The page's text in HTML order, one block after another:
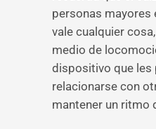
personas mayores
vale cualquier
medio de
dispositivo que les
relacionarse con
mantener un ritmo